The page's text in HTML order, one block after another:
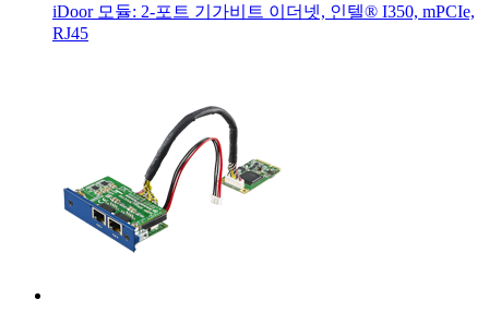
iDoor 모듈: 2-포트 기가비트 이더넷, 인텔® I350, mPCIe,
RJ45